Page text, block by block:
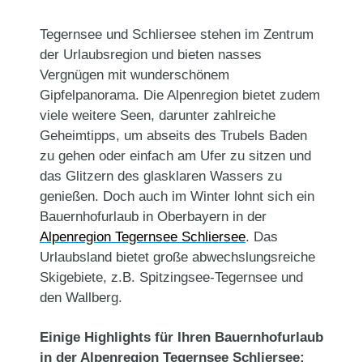
Tegernsee und Schliersee stehen im Zentrum
der Urlaubsregion und bieten nasses
Vergnügen mit wunderschönem
Gipfelpanorama. Die Alpenregion bietet zudem
viele weitere Seen, darunter zahlreiche
Geheimtipps, um abseits des Trubels Baden
zu gehen oder einfach am Ufer zu sitzen und
das Glitzern des glasklaren Wassers zu
genießen. Doch auch im Winter lohnt sich ein
Bauernhofurlaub in Oberbayern in der
Alpenregion Tegernsee Schliersee. Das
Urlaubsland bietet große abwechslungsreiche
Skigebiete, z.B. Spitzingsee-Tegernsee und
den Wallberg.
Einige Highlights für Ihren Bauernhofurlaub
in der Alpenregion Tegernsee Schliersee: